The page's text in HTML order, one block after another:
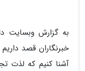
به گزارش وبسایت
خبرنگاران قصد
آشنا کنیم که لذت